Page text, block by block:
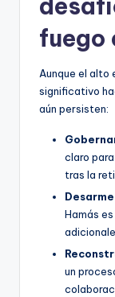
fuego
Aunque el alto
significativo
aún persisten:
claro
tras la
Hamás
un